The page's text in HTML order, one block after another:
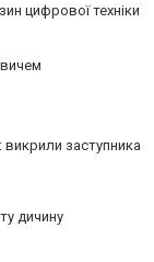
цифрової техніки
викрили заступника
дичину